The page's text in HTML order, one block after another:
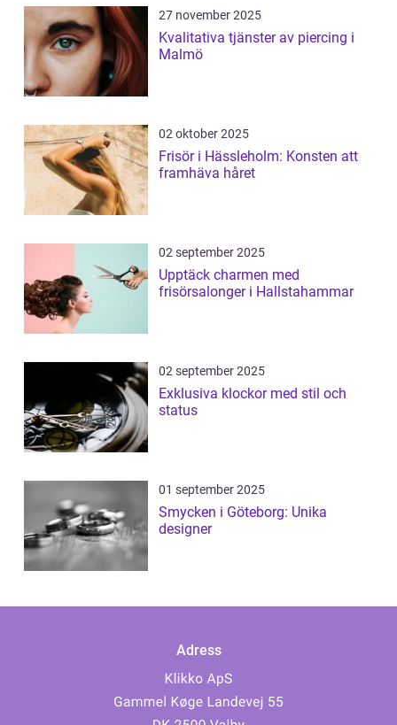
27 november 2025
Kvalitativa tjänster av piercing i
Malmö
02 oktober 2025
Frisör i Hässleholm: Konsten att
framhäva håret
02 september 2025
Upptäck charmen med
frisörsalonger i Hallstahammar
02 september 2025
Exklusiva klockor med stil och
status
01 september 2025
Smycken i Göteborg: Unika
designer
Adress